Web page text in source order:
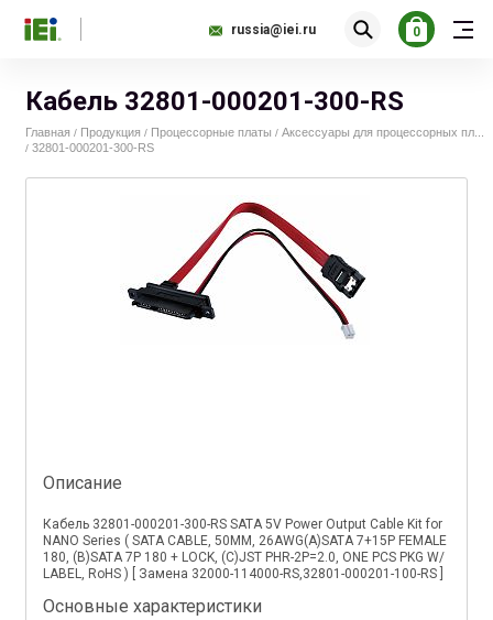
russia@iei.ru 0
Кабель 32801-000201-300-RS
Главная / Продукция / Процессорные платы / Аксессуары для процессорных пл...
/ 32801-000201-300-RS
Описание
Кабель 32801-000201-300-RS SATA 5V Power Output Cable Kit for
NANO Series ( SATA CABLE, 50MM, 26AWG(A)SATA 7+15P FEMALE
180, (B)SATA 7P 180 + LOCK, (C)JST PHR-2P=2.0, ONE PCS PKG W/
LABEL, RoHS ) [ Замена 32000-114000-RS,32801-000201-100-RS ]
Основные характеристики